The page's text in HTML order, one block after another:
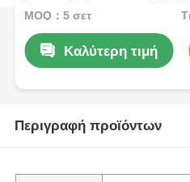
MOQ：5 σετ
Καλύτερη τιμή
Περιγραφή προϊόντων